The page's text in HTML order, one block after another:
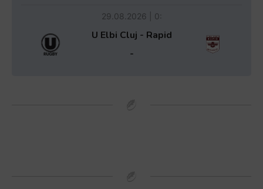
29.08.2026 | 0:
U Elbi Cluj - Rapid
-